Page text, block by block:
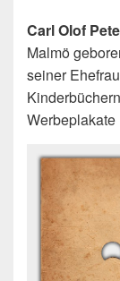
Carl Olof
Malmö
seiner Ehefrau
Werbeplakate